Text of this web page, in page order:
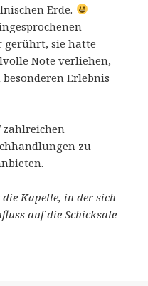
Erde.
gerührt, sie hatte
Note verliehen,
Erlebnis
zahlreichen
zu
Kapelle, in der sich
auf die Schicksale